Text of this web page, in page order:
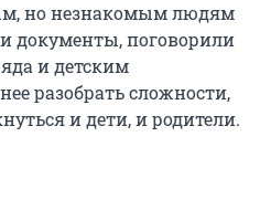
но незнакомым людям
поговорили
и детским
разобрать сложности,
и дети, и родители.